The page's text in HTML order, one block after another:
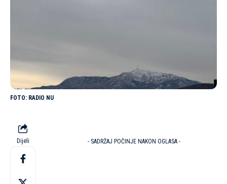
RADIO NU
Dijeli - SADRŽAJ POČINJE NAKON OGLASA -